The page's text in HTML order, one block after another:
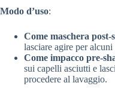
Modo d’uso:
Come maschera post-
lasciare agire per
Come impacco pre-
sui capelli asciutti e
procedere al lavaggio.